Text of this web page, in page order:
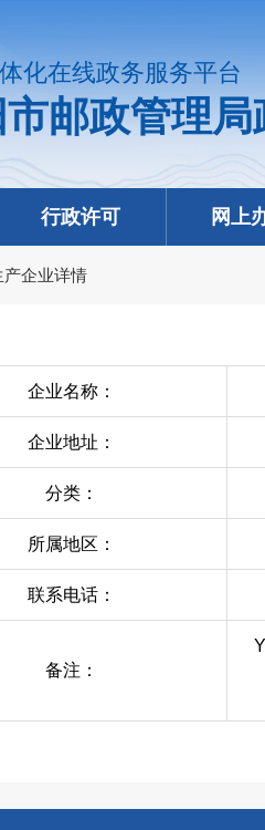
化在线政务服务平台
邮政管理
行政许可 网上
产企业详情
企业名称：
企业地址：
分类：
所属地区：
联系电话：
备注：